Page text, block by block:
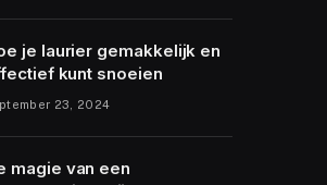
je laurier gemakkelijk en
kunt snoeien
23, 2024
magie van een